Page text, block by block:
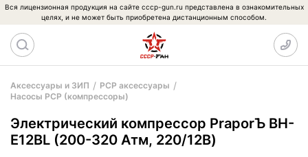
Вся лицензионная продукция на сайте cccp-gun.ru представлена в ознакомительных
целях, и не может быть приобретена дистанционным способом.
Аксессуары и ЗИП
PCP аксессуары
Насосы PCP (компрессоры)
Электрический компрессор PraporЪ BH-
E12BL (200-320 Атм, 220/12В)